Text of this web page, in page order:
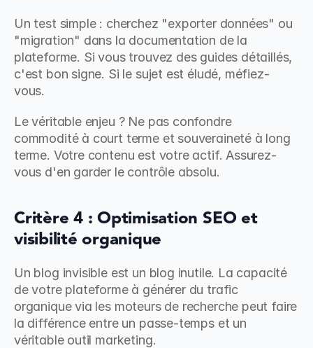
Un test simple : cherchez "exporter données" ou
"migration" dans la documentation de la
plateforme. Si vous trouvez des guides détaillés,
c'est bon signe. Si le sujet est éludé, méfiez-
vous.
Le véritable enjeu ? Ne pas confondre
commodité à court terme et souveraineté à long
terme. Votre contenu est votre actif. Assurez-
vous d'en garder le contrôle absolu.
Critère 4 : Optimisation SEO et
visibilité organique
Un blog invisible est un blog inutile. La capacité
de votre plateforme à générer du trafic
organique via les moteurs de recherche peut faire
la différence entre un passe-temps et un
véritable outil marketing.